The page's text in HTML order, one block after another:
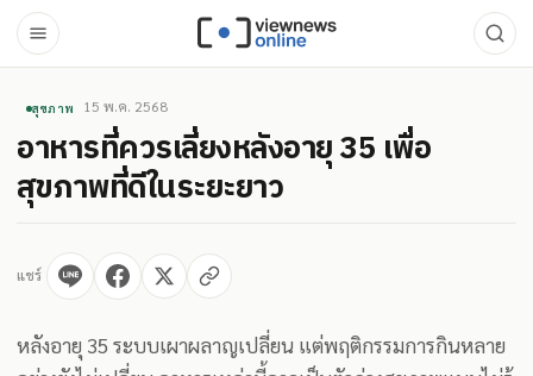
สุขภาพ 15 พ.ค. 2568
อาหารที่ควรเลี่ยงหลังอายุ 35 เพื่อ
สุขภาพที่ดีในระยะยาว
แชร์
หลังอายุ 35 ระบบเผาผลาญเปลี่ยน แต่พฤติกรรมการกินหลาย